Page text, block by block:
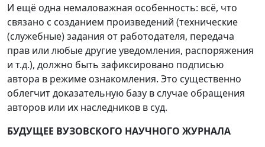
И ещё одна немаловажная особенность: всё, что
связано с созданием произведений (технические
(служебные) задания от работодателя, передача
прав или любые другие уведомления, распоряжения
и т.д.), должно быть зафиксировано подписью
автора в режиме ознакомления. Это существенно
облегчит доказательную базу в случае обращения
авторов или их наследников в суд.
БУДУЩЕЕ ВУЗОВСКОГО НАУЧНОГО ЖУРНАЛА